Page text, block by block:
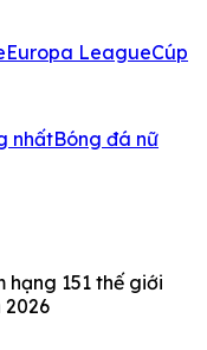
Europa LeagueCúp
nhấtBóng đá nữ
hạng 151 thế giới
2026